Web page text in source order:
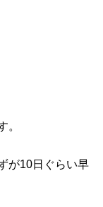
。
が10日ぐらい早